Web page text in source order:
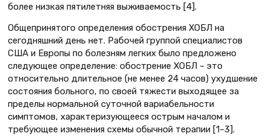
более низкая пятилетняя выживаемость [4].
Общепринятого определения обострения ХОБЛ на
сегодняшний день нет. Рабочей группой специалистов
США и Европы по болезням легких было предложено
следующее определение: обострение ХОБЛ – это
относительно длительное (не менее 24 часов) ухудшение
состояния больного, по своей тяжести выходящее за
пределы нормальной суточной вариабельности
симптомов, характеризующееся острым началом и
требующее изменения схемы обычной терапии [1–3].